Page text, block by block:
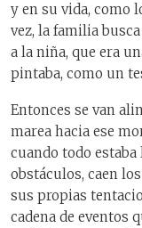
y en su vida, como
vez, la familia
a la niña, que era
pintaba, como un
Entonces se van
marea hacia ese
cuando todo
obstáculos, caen
sus propias
cadena de eventos